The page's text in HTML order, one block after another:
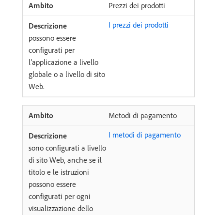
Prezzi dei prodotti
I prezzi dei prodotti
possono essere
configurati per
l’applicazione a livello
globale o a livello di sito
Web.
Metodi di pagamento
I metodi di pagamento
sono configurati a livello
di sito Web, anche se il
titolo e le istruzioni
possono essere
configurati per ogni
visualizzazione dello